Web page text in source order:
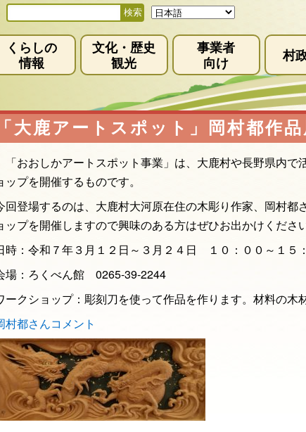
くらしの
情報
文化・歴史
観光
事業者
向け
村
「大鹿アートスポット」岡村都作
「おおしかアートスポット事業」は、大鹿村や長野県内で
ップを開催するものです。
回登場するのは、大鹿村大河原在住の木彫り作家、岡村
ップを開催しますので興味のある方はぜひお出かけください
時：令和７年３月１２日～３月２４日 １０：００～１５
場：ろくべん館 0265-39-2244
ークショップ：彫刻刀を使って作品を作ります。材料の木
村都さんコメント